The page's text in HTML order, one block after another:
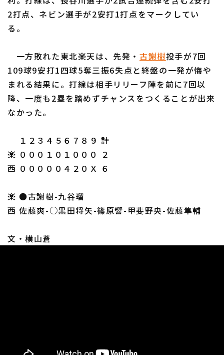
2打点、ネビン選手が2安打1打点をマークしてい
る。
一方敗れた東北楽天は、先発・古謝樹投手が7回
109球9安打1四球5奪三振6失点と終盤の一発が悔や
まれる結果に。打線は相手リリーフ陣を前に7回以
降、一度も2塁を踏めずチャンスをつくることが出来
なかった。
１２３４５６７８９ 計
楽 ０００１０１０００ ２
西 ０００００４２０Ｘ ６
楽 ●古謝樹-九谷瑠
西 佐藤爽-○黒田将矢-篠原響-甲斐野央-佐藤隼輔
文・横山蒼